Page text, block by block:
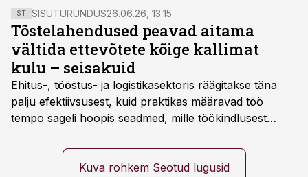
Toiduainetööstuse Liidu juhataja Sirje Potisepp.
ST SISUTURUNDUS26.06.26, 13:15
Tõstelahendused peavad aitama
vältida ettevõtete kõige kallimat
kulu – seisakuid
Ehitus-, tööstus- ja logistikasektoris räägitakse täna
palju efektiivsusest, kuid praktikas määravad töö
tempo sageli hoopis seadmed, mille töökindlusest
seisab, töö katkeb või masin ei vasta töötingimustele,
ei tähenda see ettevõtte jaoks ainult tehnilist
Kuva rohkem Seotud lugusid